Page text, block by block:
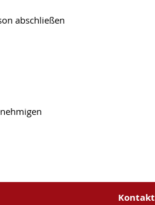
abschließen
Kontakt